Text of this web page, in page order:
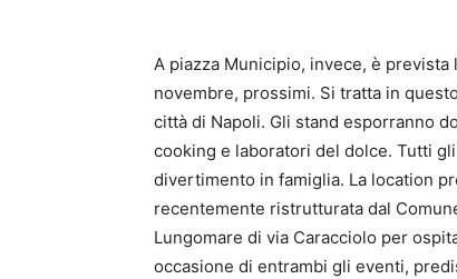
A piazza Municipio, invece, è
novembre, prossimi. Si tratta in
città di Napoli. Gli stand esporranno
cooking e laboratori del dolce. Tutti
divertimento in famiglia. La location
recentemente ristrutturata dal
Lungomare di via Caracciolo per
occasione di entrambi gli eventi,